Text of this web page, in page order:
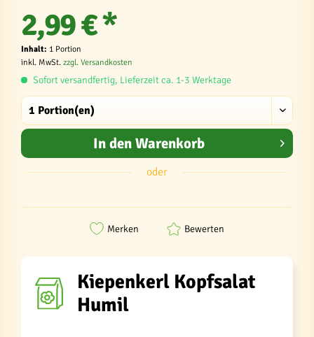
2,99 € *
Inhalt: 1 Portion
inkl. MwSt. zzgl. Versandkosten
Sofort versandfertig, Lieferzeit ca. 1-3 Werktage
In den Warenkorb
oder
Merken Bewerten
Kiepenkerl Kopfsalat
Humil